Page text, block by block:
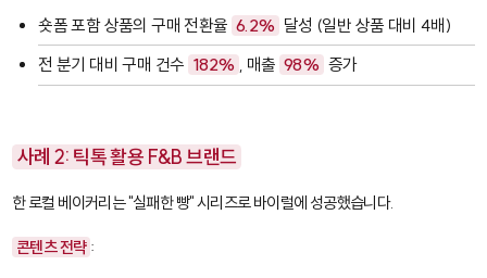
숏폼 포함 상품의 구매 전환율 6.2% 달성 (일반 상품 대비 4배)
전 분기 대비 구매 건수 182% , 매출 98% 증가
사례 2: 틱톡 활용 F&B 브랜드
한 로컬 베이커리는 "실패한 빵" 시리즈로 바이럴에 성공했습니다.
콘텐츠 전략 :